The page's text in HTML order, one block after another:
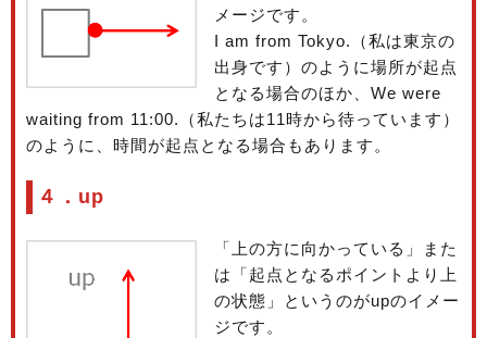
メージです。
I am from Tokyo.（私は東京の
出身です）のように場所が起点
となる場合のほか、We were
waiting from 11:00.（私たちは11時から待っています）
のように、時間が起点となる場合もあります。
４．up
「上の方に向かっている」また
は「起点となるポイントより上
の状態」というのがupのイメー
ジです。